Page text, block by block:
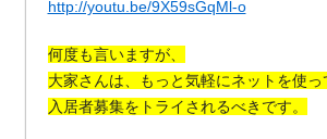
http://youtu.be/9X59sGqMl-o
何度も言いますが、
大家さんは、もっと気軽にネットを使っ
入居者募集をトライされるべきです。